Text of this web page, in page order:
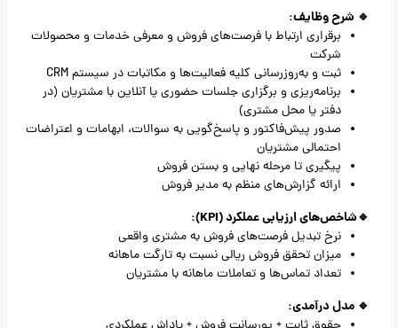
🔹 شرح وظایف:
برقراری ارتباط با فرصت‌های فروش و معرفی خدمات و محصولات
شرکت
ثبت و به‌روزرسانی کلیه فعالیت‌ها و مکاتبات در سیستم CRM
برنامه‌ریزی و برگزاری جلسات حضوری یا آنلاین با مشتریان (در
دفتر یا محل مشتری)
صدور پیش‌فاکتور و پاسخ‌گویی به سوالات، ابهامات و اعتراضات
احتمالی مشتریان
پیگیری تا مرحله نهایی و بستن فروش
ارائه گزارش‌های منظم به مدیر فروش
🔹شاخص‌های ارزیابی عملکرد (KPI):
نرخ تبدیل فرصت‌های فروش به مشتری واقعی
میزان تحقق فروش ریالی نسبت به تارگت ماهانه
تعداد تماس‌ها و تعاملات ماهانه با مشتریان
🔹 مدل درآمدی: